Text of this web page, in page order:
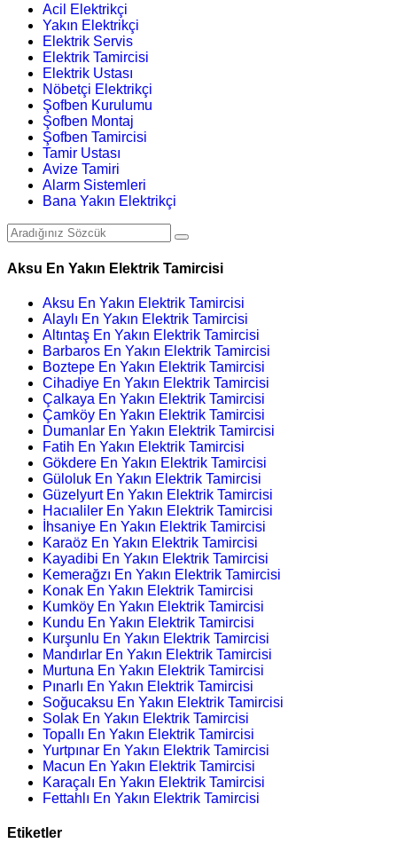
Acil Elektrikçi
Yakın Elektrikçi
Elektrik Servis
Elektrik Tamircisi
Elektrik Ustası
Nöbetçi Elektrikçi
Şofben Kurulumu
Şofben Montaj
Şofben Tamircisi
Tamir Ustası
Avize Tamiri
Alarm Sistemleri
Bana Yakın Elektrikçi
Aksu En Yakın Elektrik Tamircisi
Aksu En Yakın Elektrik Tamircisi
Alaylı En Yakın Elektrik Tamircisi
Altıntaş En Yakın Elektrik Tamircisi
Barbaros En Yakın Elektrik Tamircisi
Boztepe En Yakın Elektrik Tamircisi
Cihadiye En Yakın Elektrik Tamircisi
Çalkaya En Yakın Elektrik Tamircisi
Çamköy En Yakın Elektrik Tamircisi
Dumanlar En Yakın Elektrik Tamircisi
Fatih En Yakın Elektrik Tamircisi
Gökdere En Yakın Elektrik Tamircisi
Güloluk En Yakın Elektrik Tamircisi
Güzelyurt En Yakın Elektrik Tamircisi
Hacıaliler En Yakın Elektrik Tamircisi
İhsaniye En Yakın Elektrik Tamircisi
Karaöz En Yakın Elektrik Tamircisi
Kayadibi En Yakın Elektrik Tamircisi
Kemerağzı En Yakın Elektrik Tamircisi
Konak En Yakın Elektrik Tamircisi
Kumköy En Yakın Elektrik Tamircisi
Kundu En Yakın Elektrik Tamircisi
Kurşunlu En Yakın Elektrik Tamircisi
Mandırlar En Yakın Elektrik Tamircisi
Murtuna En Yakın Elektrik Tamircisi
Pınarlı En Yakın Elektrik Tamircisi
Soğucaksu En Yakın Elektrik Tamircisi
Solak En Yakın Elektrik Tamircisi
Topallı En Yakın Elektrik Tamircisi
Yurtpınar En Yakın Elektrik Tamircisi
Macun En Yakın Elektrik Tamircisi
Karaçalı En Yakın Elektrik Tamircisi
Fettahlı En Yakın Elektrik Tamircisi
Etiketler